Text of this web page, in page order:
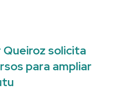
solicita
para ampliar